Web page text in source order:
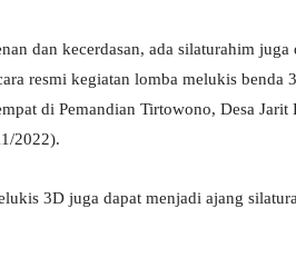
dan kecerdasan, ada silaturahim
resmi kegiatan lomba melukis benda
di Pemandian Tirtowono, Desa
2022).
3D juga dapat menjadi ajang